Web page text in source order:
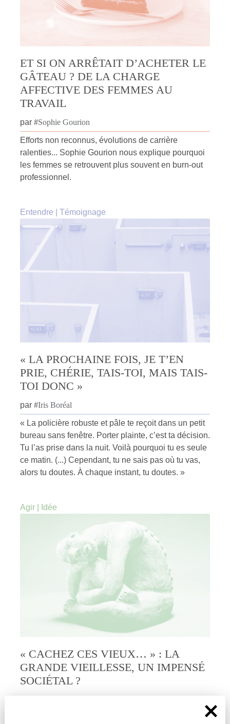
ET SI ON ARRÊTAIT D’ACHETER LE
GÂTEAU ? DE LA CHARGE
AFFECTIVE DES FEMMES AU
TRAVAIL
par #Sophie Gourion
Efforts non reconnus, évolutions de carrière
ralenties... Sophie Gourion nous explique pourquoi
les femmes se retrouvent plus souvent en burn-out
professionnel.
Entendre Témoignage
« LA PROCHAINE FOIS, JE T’EN
PRIE, CHÉRIE, TAIS-TOI, MAIS TAIS-
TOI DONC »
par #Iris Boréal
« La policière robuste et pâle te reçoit dans un petit
bureau sans fenêtre. Porter plainte, c’est ta décision.
Tu l’as prise dans la nuit. Voilà pourquoi tu es seule
ce matin. (...) Cependant, tu ne sais pas où tu vas,
alors tu doutes. À chaque instant, tu doutes. »
Agir Idée
« CACHEZ CES VIEUX… » : LA
GRANDE VIEILLESSE, UN IMPENSÉ
SOCIÉTAL ?